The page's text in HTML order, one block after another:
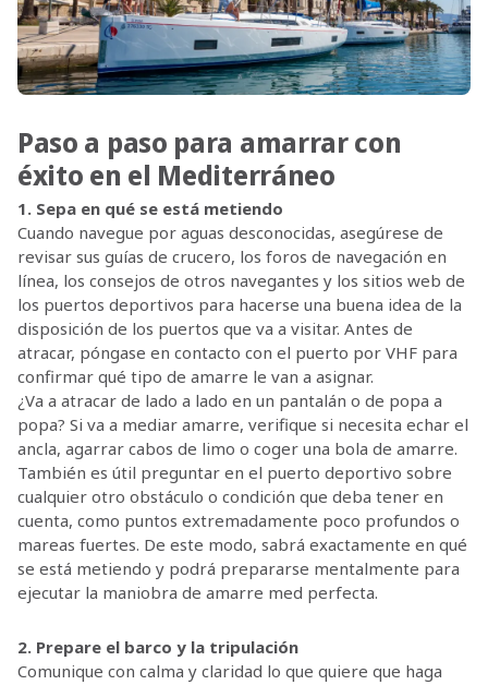
Paso a paso para amarrar con
éxito en el Mediterráneo
1. Sepa en qué se está metiendo
Cuando navegue por aguas desconocidas, asegúrese de
revisar sus guías de crucero, los foros de navegación en
línea, los consejos de otros navegantes y los sitios web de
los puertos deportivos para hacerse una buena idea de la
disposición de los puertos que va a visitar. Antes de
atracar, póngase en contacto con el puerto por VHF para
confirmar qué tipo de amarre le van a asignar.
¿Va a atracar de lado a lado en un pantalán o de popa a
popa? Si va a mediar amarre, verifique si necesita echar el
ancla, agarrar cabos de limo o coger una bola de amarre.
También es útil preguntar en el puerto deportivo sobre
cualquier otro obstáculo o condición que deba tener en
cuenta, como puntos extremadamente poco profundos o
mareas fuertes. De este modo, sabrá exactamente en qué
se está metiendo y podrá prepararse mentalmente para
ejecutar la maniobra de amarre med perfecta.
2. Prepare el barco y la tripulación
Comunique con calma y claridad lo que quiere que haga